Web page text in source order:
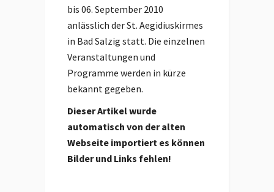
bis 06. September 2010
anlässlich der St. Aegidiuskirmes
in Bad Salzig statt. Die einzelnen
Veranstaltungen und
Programme werden in kürze
bekannt gegeben.
Dieser Artikel wurde
automatisch von der alten
Webseite importiert es können
Bilder und Links fehlen!